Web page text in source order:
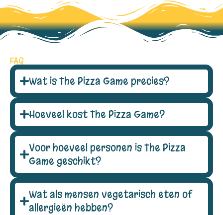
FAQ
Wat is The Pizza Game precies?
Hoeveel kost The Pizza Game?
Voor hoeveel personen is The Pizza
Game geschikt?
Wat als mensen vegetarisch eten of
allergieën hebben?